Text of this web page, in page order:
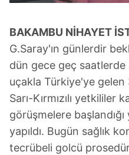
BAKAMBU NİHAYET
G.Saray'ın günlerdir
dün gece geç
uçakla Türkiye'ye gelen
Sarı-Kırmızılı yetkililer
görüşmelere başlandığı
yapıldı. Bugün sağlık
tecrübeli golcü